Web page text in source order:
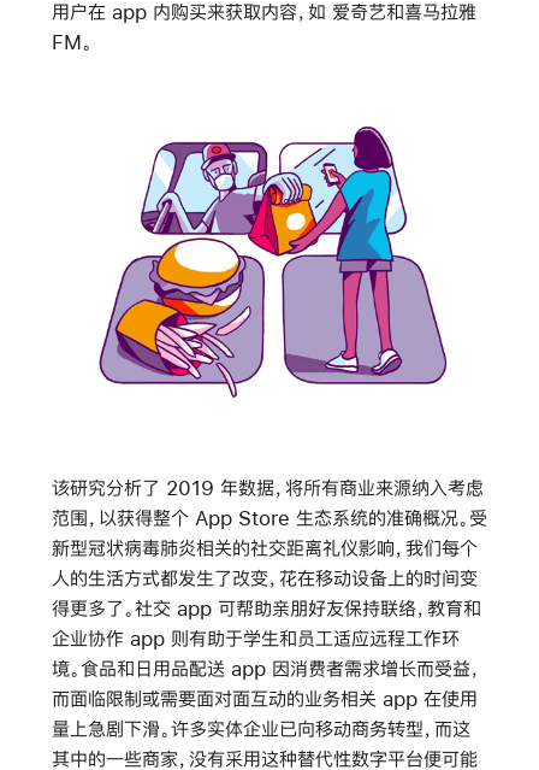
用户在 app 内购买来获取内容，如 爱奇艺和喜马拉雅
FM。
该研究分析了 2019 年数据，将所有商业来源纳入考虑
范围，以获得整个 App Store 生态系统的准确概况。受
新型冠状病毒肺炎相关的社交距离礼仪影响，我们每个
人的生活方式都发生了改变，花在移动设备上的时间变
得更多了。社交 app 可帮助亲朋好友保持联络，教育和
企业协作 app 则有助于学生和员工适应远程工作环
境。食品和日用品配送 app 因消费者需求增长而受益，
而面临限制或需要面对面互动的业务相关 app 在使用
量上急剧下滑。许多实体企业已向移动商务转型，而这
其中的一些商家，没有采用这种替代性数字平台便可能